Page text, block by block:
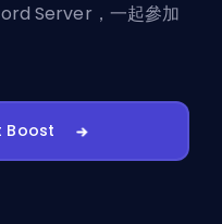
Server ，一起參加
Boost